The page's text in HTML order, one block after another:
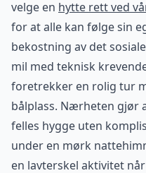
velge en hytte rett ved
for at alle kan følge sin
bekostning av det
mil med teknisk
foretrekker en rolig tur
bålplass. Nærheten gjør
felles hygge uten
under en mørk
en lavterskel aktivitet